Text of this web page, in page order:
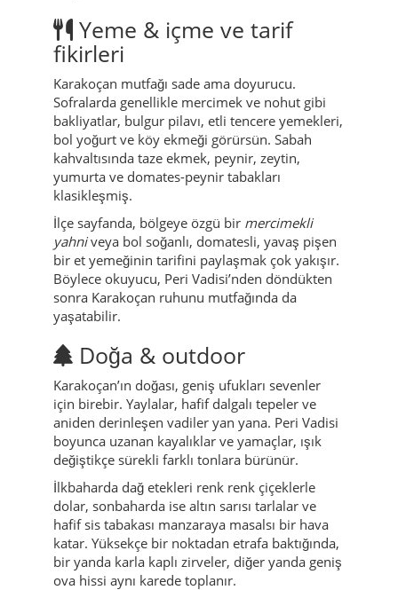
Yeme & içme ve tarif
fikirleri
Karakoçan mutfağı sade ama doyurucu.
Sofralarda genellikle mercimek ve nohut gibi
bakliyatlar, bulgur pilavı, etli tencere yemekleri,
bol yoğurt ve köy ekmeği görürsün. Sabah
kahvaltısında taze ekmek, peynir, zeytin,
yumurta ve domates-peynir tabakları
klasikleşmiş.
İlçe sayfanda, bölgeye özgü bir mercimekli
yahniveya bol soğanlı, domatesli, yavaş pişen
bir et yemeğinin tarifini paylaşmak çok yakışır.
Böylece okuyucu, Peri Vadisi’nden döndükten
sonra Karakoçan ruhunu mutfağında da
yaşatabilir.
Doğa & outdoor
Karakoçan’ın doğası, geniş ufukları sevenler
için birebir. Yaylalar, hafif dalgalı tepeler ve
aniden derinleşen vadiler yan yana. Peri Vadisi
boyunca uzanan kayalıklar ve yamaçlar, ışık
değiştikçe sürekli farklı tonlara bürünür.
İlkbaharda dağ etekleri renk renk çiçeklerle
dolar, sonbaharda ise altın sarısı tarlalar ve
hafif sis tabakası manzaraya masalsı bir hava
katar. Yüksekçe bir noktadan etrafa baktığında,
bir yanda karla kaplı zirveler, diğer yanda geniş
ova hissi aynı karede toplanır.